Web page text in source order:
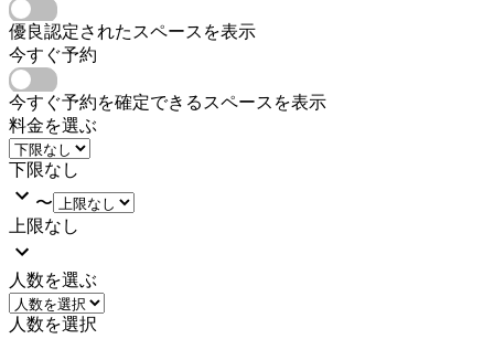
優良認定されたスペースを表示
今すぐ予約
今すぐ予約を確定できるスペースを表示
料金を選ぶ
下限なし
〜
上限なし
人数を選ぶ
人数を選択